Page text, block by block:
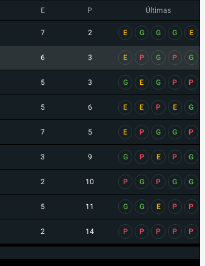
E P Últimas
7 2 E G G G E
6 3 E P G P G
5 3 G E G P P
5 6 E E P E G
7 5 E P G G P
3 9 G P E P G
2 10 P G P G G
5 11 G G E P P
2 14 P P P P P